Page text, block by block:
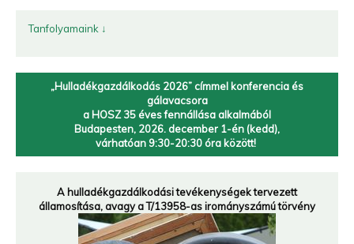
Tanfolyamaink ↓
„Hulladékgazdálkodás 2026” címmel konferencia és
gálavacsora
a HOSZ 35 éves fennállása alkalmából
Budapesten, 2026. december 1-én (kedd),
várhatóan 9:30-20:30 óra között!
A hulladékgazdálkodási tevékenységek tervezett
államosítása, avagy a T/13958-as irományszámú törvény